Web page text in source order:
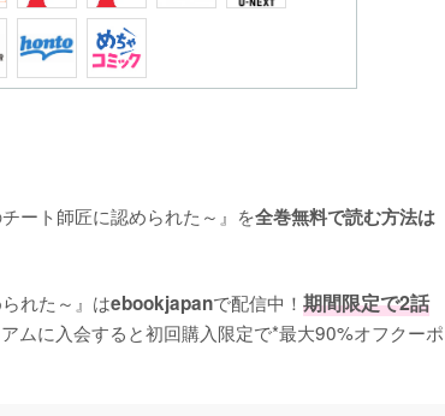
ート師匠に認められた～』を全巻無料で読む方法は
れた～』はebookjapanで配信中！ 期間限定で2話
ムに入会すると初回購入限定で*最大90%オフクーポ